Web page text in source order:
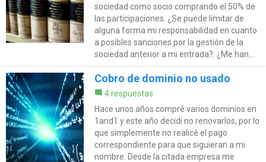
sociedad como socio comprando el 50% de
las participaciones. ¿Se puede limitar de
alguna forma mi responsabilidad en cuanto
a posibles sanciones por la gestión de la
sociedad anterior a mi entrada?. ¿Me han...
Cobro de dominio no usado
4 respuestas
Hace unos años compré varios dominios en
1and1 y este año decidí no renovarlos, por lo
que simplemente no realicé el pago
correspondiente para que siguieran a mi
nombre. Desde la citada empresa me